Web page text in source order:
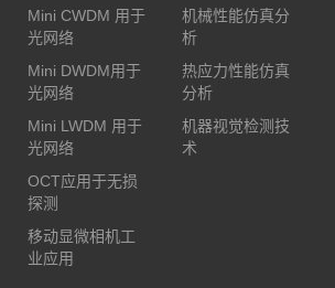
Mini CWDM 用于
光网络
Mini DWDM用于
光网络
Mini LWDM 用于
光网络
OCT应用于无损
探测
移动显微相机工
业应用
机械性能仿真分
析
热应力性能仿真
分析
机器视觉检测技
术